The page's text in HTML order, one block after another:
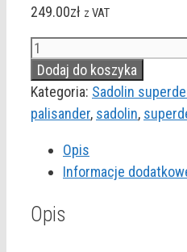
249.00zł z VAT
ilość
SADOLIN
SUPERDECK
Palisander
Dodaj do koszyka
Kategoria: Sadolin
palisander, sadolin,
Opis
Informacje
Opis